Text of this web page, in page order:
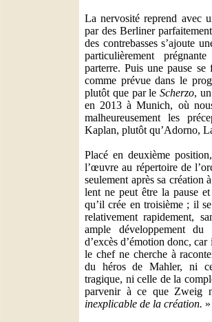
La nervosité reprend avec
par des Berliner
des contrebasses s’ajoute
particulièrement
parterre. Puis une pause se
comme prévue dans le
plutôt que par leScherzo,
en 2013 à Munich, où
malheureusement les
Kaplan, plutôt qu’Adorno,
Placé en deuxième
l’œuvre au répertoire de
seulement après sa création
lent ne peut être la pause
qu’il crée en troisième ; il
relativement rapidement,
ample développement du
d’excès d’émotion donc,
le chef ne cherche à
du héros de Mahler, ni
tragique, ni celle de la
parvenir à ce que Zweig
inexplicable de la création. »